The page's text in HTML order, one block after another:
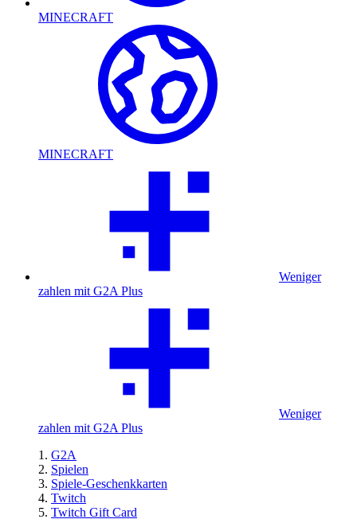
MINECRAFT
MINECRAFT
Weniger
zahlen mit G2A Plus
Weniger
zahlen mit G2A Plus
G2A
Spielen
Spiele-Geschenkkarten
Twitch
Twitch Gift Card